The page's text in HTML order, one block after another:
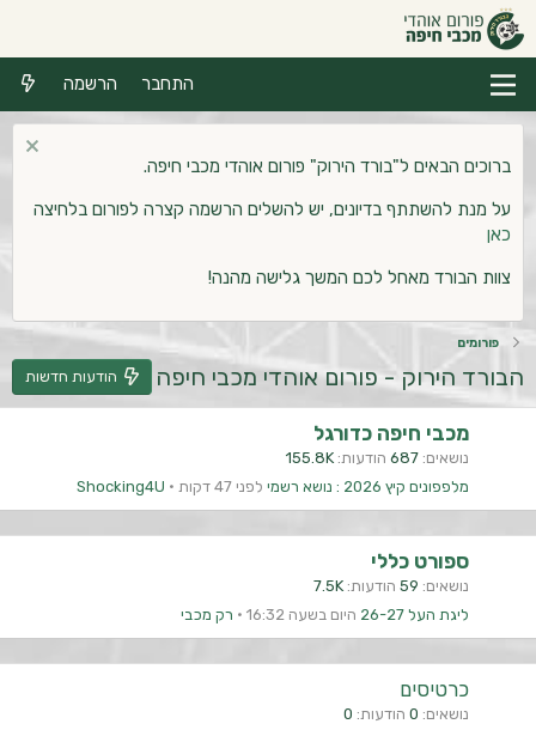
התחבר הרשמה
ברוכים הבאים ל"בורד הירוק" פורום אוהדי מכבי חיפה.
על מנת להשתתף בדיונים, יש להשלים הרשמה קצרה לפורום בלחיצה
כאן
צוות הבורד מאחל לכם המשך גלישה מהנה!
פורומים
הבורד הירוק - פורום אוהדי מכבי חיפה הודעות חדשות
מכבי חיפה כדורגל
נושאים 687 הודעות 155.8K
מלפפונים קיץ 2026 : נושא רשמי
לפני 47 דקות Shocking4U
ספורט כללי
נושאים 59 הודעות 7.5K
ליגת העל 26-27
היום בשעה 16:32 רק מכבי
כרטיסים
נושאים 0 הודעות 0